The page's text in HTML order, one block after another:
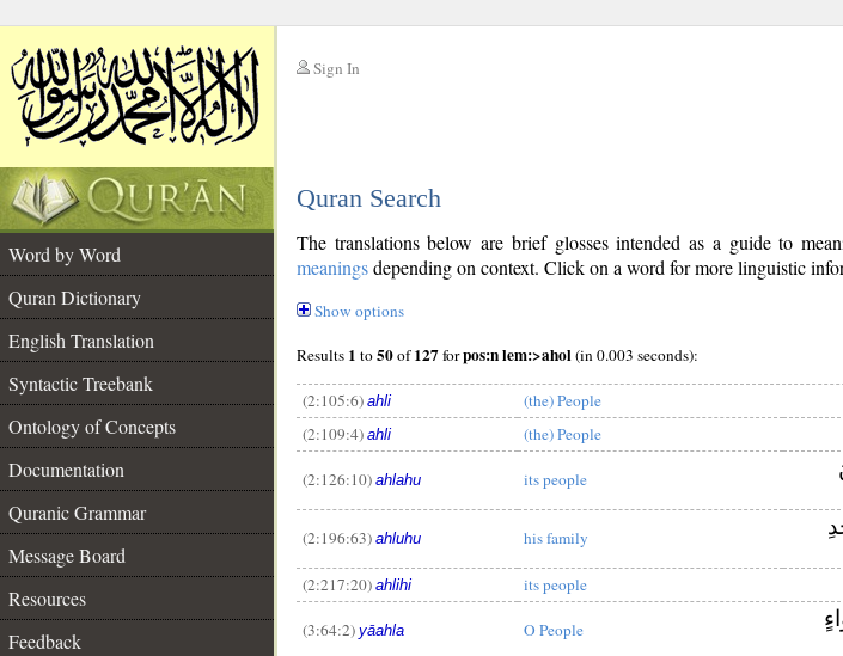
Sign In
Quran Search
Word by Word
Quran Dictionary
English Translation
Syntactic Treebank
Ontology of Concepts
Documentation
Quranic Grammar
Message Board
Resources
Feedback
The translations below are brief glosses intended as a guide to
meaningsdepending on context. Click on a word for more linguistic
Show options
Results 1 to50of127forpos:n lem:>ahol(in 0.003 seconds):
(2:105:6) ahli (the) People
(2:109:4) ahli (the) People
(2:126:10) ahlahu its people
(2:196:63) ahluhu his family
(2:217:20) ahlihi its people
(3:64:2) yāahla O People